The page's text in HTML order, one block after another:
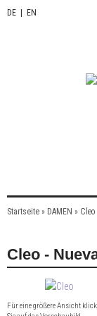
DE EN
Startseite » DAMEN » Cleo
Cleo -
Für eine größere Ansicht